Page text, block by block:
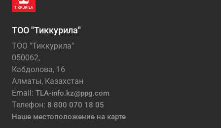
ТОО "Тиккурила"
ТОО "Тиккурила"
050062,
Кабдолова, 16
Алматы, Казахстан
Email: TLA-info.kz@ppg.com
Телефон: 8 800 070 18 05
Наше местоположение на карте